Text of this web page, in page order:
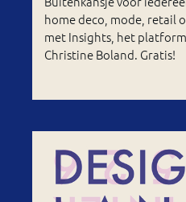
home deco, mode, retail
met Insights, het
Christine Boland. Gratis!